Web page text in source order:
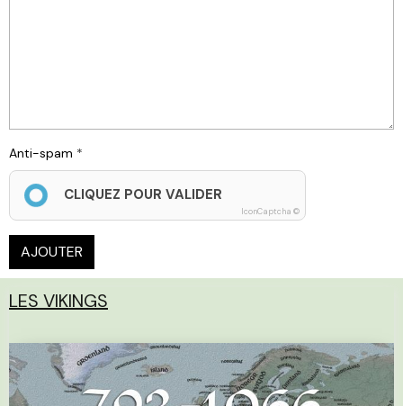
Anti-spam
CLIQUEZ POUR VALIDER
IconCaptcha ©
AJOUTER
LES VIKINGS